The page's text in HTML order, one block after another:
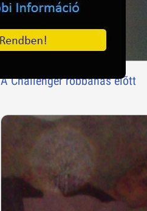
A Challenger robbanás elõtt